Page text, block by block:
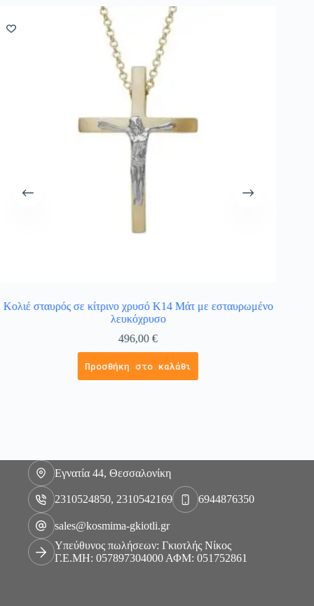
Κολιέ σταυρός σε κίτρινο χρυσό Κ14 Μάτ με εσταυρωμένο
λευκόχρυσο
496,00€
Προσθήκη στο καλάθι
Εγνατία 44, Θεσσαλονίκη
2310524850, 2310542169 6944876350
sales@kosmima-gkiotli.gr
Υπεύθυνος πωλήσεων: Γκιοτλής Νίκος
Γ.Ε.ΜΗ: 057897304000 ΑΦΜ: 051752861